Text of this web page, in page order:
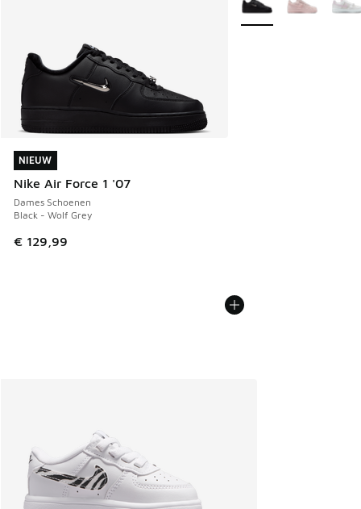
NIEUW
Nike Air Force 1 '07
Dames Schoenen
Black - Wolf Grey
€ 129,99
NIEUW